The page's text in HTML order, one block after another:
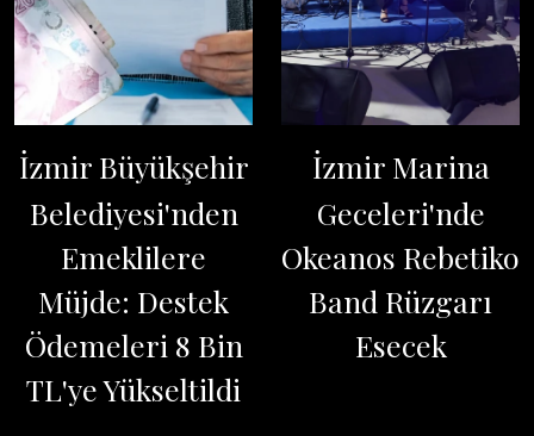
İzmir Büyükşehir
Belediyesi'nden
Emeklilere
Müjde: Destek
Ödemeleri 8 Bin
TL'ye Yükseltildi
İzmir Marina
Geceleri'nde
Okeanos Rebetiko
Band Rüzgarı
Esecek